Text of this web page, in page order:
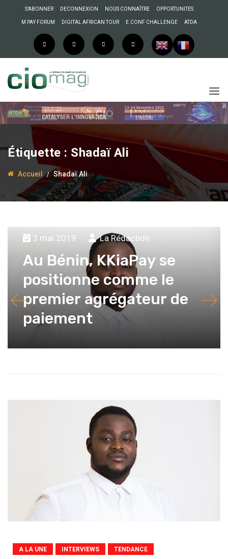
S’ABONNER DECONNEXION NOUS CONNAÎTRE OPPORTUNITES
M PAY FORUM DIGITAL AFRICAN TOUR E.CONF CHALLENGE ATDA
Étiquette : Shadaï Ali
Accueil Shadaï Ali
3 mai 2019 La Rédaction
Au Bénin, KKiaPay se
positionne comme le
premier agrégateur de
paiement
A LA UNE INTERVIEWS TENDANCE